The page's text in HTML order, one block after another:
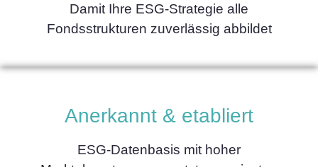
Damit Ihre ESG-Strategie alle
Fondsstrukturen zuverlässig abbildet
Anerkannt & etabliert
ESG-Datenbasis mit hoher